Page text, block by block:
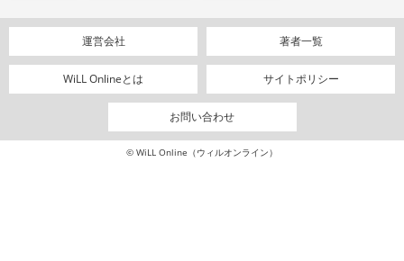
運営会社 著者一覧
WiLL Onlineとは サイトポリシー
お問い合わせ
© WiLL Online（ウィルオンライン）